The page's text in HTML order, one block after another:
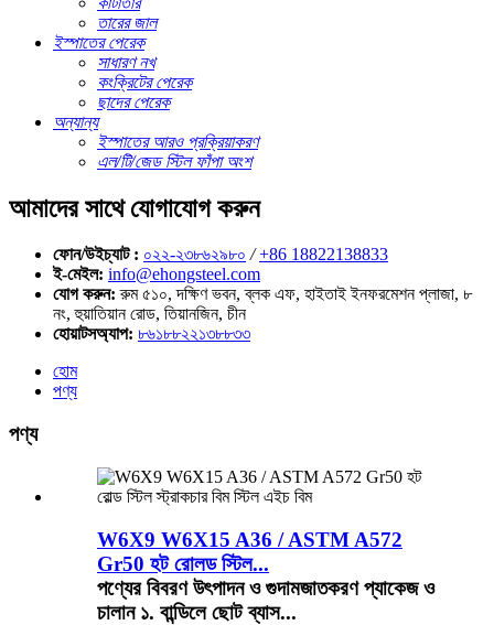
তারের জাল
ইস্পাতের পেরেক
সাধারণ নখ
কংক্রিটের পেরেক
ছাদের পেরেক
অন্যান্য
ইস্পাতের আরও প্রক্রিয়াকরণ
এল/টি/জেড স্টিল ফাঁপা অংশ
আমাদের সাথে যোগাযোগ করুন
ফোন/উইচ্যাট : ০২২-২৩৮৬২৯৮০ / +86 18822138833
ই-মেইল: info@ehongsteel.com
যোগ করুন: রুম ৫১০, দক্ষিণ ভবন, ব্লক এফ, হাইতাই ইনফরমেশন প্লাজা, ৮
নং, হুয়াতিয়ান রোড, তিয়ানজিন, চীন
হোয়াটসঅ্যাপ: ৮৬১৮৮২২১৩৮৮৩৩
হোম
পণ্য
পণ্য
W6X9 W6X15 A36 / ASTM A572
Gr50 হট রোলড স্টিল...
পণ্যের বিবরণ উৎপাদন ও গুদামজাতকরণ প্যাকেজ ও
চালান ১. বান্ডিলে ছোট ব্যাস...